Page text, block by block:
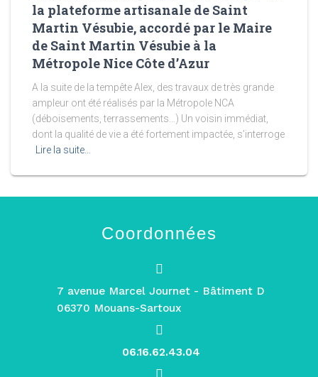
la plateforme artisanale de Saint
Martin Vésubie, accordé par le Maire
de Saint Martin Vésubie à la
Métropole Nice Côte d’Azur
A la suite de la tempête Alex, des travaux de très grande
ampleur ont été réalisés par la Métropole NCA
(déboisements, terrassements…) Un voisin immédiat,
dont la qualité de vie a été fortement impactée, s’interroge
Lire la suite…
Coordonnées
7 avenue Marcel Journet - Bâtiment D
06370 Mouans-Sartoux
06.16.62.43.04